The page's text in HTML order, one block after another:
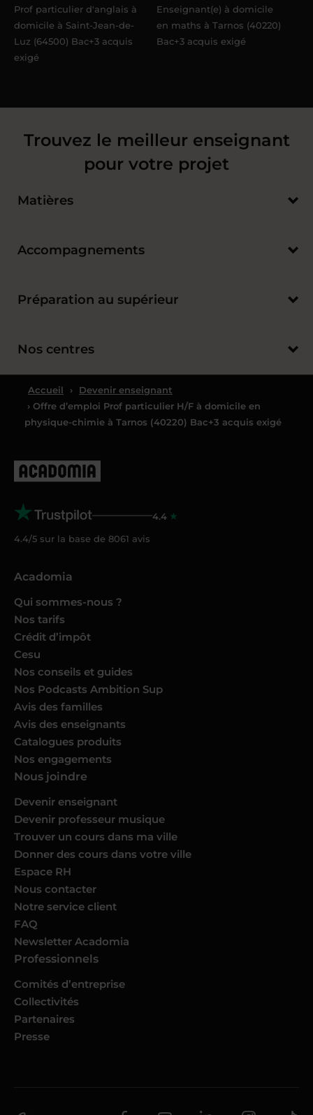
Prof particulier d'anglais à
domicile à Saint-Jean-de-
Luz (64500) Bac+3 acquis
exigé
Enseignant(e) à domicile
en maths à Tarnos (40220)
Bac+3 acquis exigé
Trouvez le meilleur enseignant
pour votre projet
Matières
Accompagnements
Préparation au supérieur
Nos centres
Accueil ›
Devenir enseignant
› Offre d’emploi Prof particulier H/F à domicile en
physique-chimie à Tarnos (40220) Bac+3 acquis exigé
4.4
4.4/5 sur la base de 8061 avis
Acadomia
Qui sommes-nous ?
Nos tarifs
Crédit d’impôt
Cesu
Nos conseils et guides
Nos Podcasts Ambition Sup
Avis des familles
Avis des enseignants
Catalogues produits
Nos engagements
Nous joindre
Devenir enseignant
Devenir professeur musique
Trouver un cours dans ma ville
Donner des cours dans votre ville
Espace RH
Nous contacter
Notre service client
FAQ
Newsletter Acadomia
Professionnels
Comités d’entreprise
Collectivités
Partenaires
Presse